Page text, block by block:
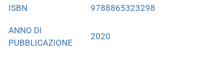
ISBN 9788865323298
ANNO DI
PUBBLICAZIONE
2020